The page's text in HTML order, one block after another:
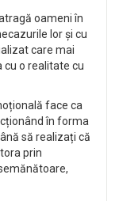
oameni în
lor și cu
care mai
o realitate cu
face ca
în forma
să realizați că
prin